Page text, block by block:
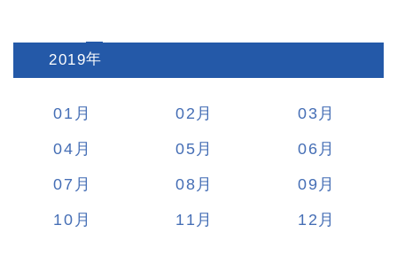
2019:
01 02
03
04
05
06
07
08
09
10
11 12